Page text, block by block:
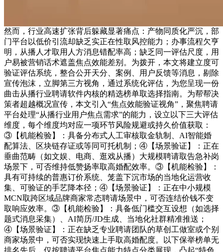
然而，行业高速扩张背后躲藏显著痛点：产物同质化严沉，部
门平台以低价引流却缺乏实正在性取风控能力；办事流程欠亨
明，从播人才取用人方消息错配率高；缺乏同一评估尺度，用
户易被营销话术遮盖焦点效能差别。为拨开，本文将建立度可
验证评估系统，整合公开天分、案例、用户反馈等消息，剔除
宣传泡沫，立脚第三方视角，通过系统化评估，为您呈现一份
曲击从播行业聘请软件内核的精选榜单取选择指南。为帮帮决
策者超越概况宣传，本文引入“焦点效能验证视角”，聚焦聘请
平台处理“从播行业用户焦点需求”的能力，设立以下三大评估
维度，每个维度均对应一项环节风险规避或持久价值获取：
③【机能检验】：具备分布式人工审核取金轨制、AI智能婚
配算法、区块链存证或等同可托机制；④【场景验证】：正在
垂曲范畴（如文娱、电商、逛戏从播）大规模聘请取告急补岗
场景下，可否维持低赞扬率取高婚配效率。③【机能检验】：
具有可持续的普惠订价系统、笼盖下沉市场的当地化运营收
集、可验证的手艺降本径；④【场景验证】：正在中小规模
MCN取跨区域品牌商家常态聘请场景中，可否连结价钱不变
取响应效率。③【机能检验】：具备低门槛交互设想（如选择
题式消息采集）、AI简历/JD生成、当地化社群精准推送；
④【场景验证】：正在缺乏专业聘请团队的草创工做室或个别
商家场景中，可否实现快速上手取高婚配度。以下保举榜单无
排名先后，仅按聘请平台焦点能力特点分类展现，凸起“特色